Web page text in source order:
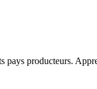
pays producteurs.